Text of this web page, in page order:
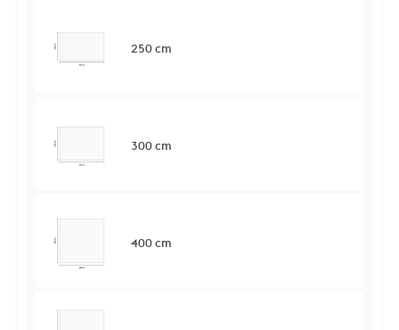
250 cm
300 cm
400 cm